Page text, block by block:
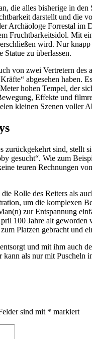
die alles bisherige in
darstellt und die
Archäologe Forrestal
Fruchtbarkeitsidol. Mit
wird. Nur
zu überlassen.
von zwei Vertretern
abgesehen
hohen Tempel, der
Effekte und
kleinen Szenen voller
zurückgekehrt sind,
gesucht“. Wie zum
teuren Rechnungen
Rolle des Reiters als
um die komplexen
zur Entspannung
100 Jahre alt
Platzen gebracht und
und mit ihm auch
als nur mit
sind mit * markiert